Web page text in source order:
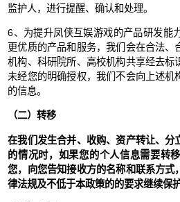
监护人，进行提醒、确认和处理。
6、为提升凤侠互娱游戏的产品研发能
更优质的产品和服务，我们会在合法、
机构、科研院所、高校机构共享经去标
未经您的明确授权，我们不会向上述机
的信息。
（二）转移
在我们发生合并、收购、资产转让、分
的情况时，如果您的个人信息需要转
您，向您告知接收方的名称和联系方式
律法规及不低于本政策的的要求继续保